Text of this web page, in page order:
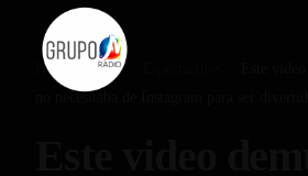
Home Blog
no necesitaba de Instagram para ser divertida